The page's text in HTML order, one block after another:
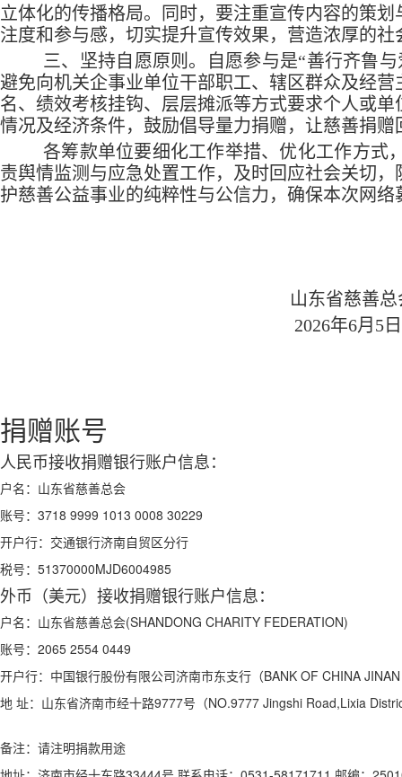
立体化的传播格局。同时，要注重宣传内容的策
注度和参与感，切实提升宣传效果，营造浓厚的
三、坚持自愿原则。自愿参与是“善行齐鲁
避免向机关企事业单位干部职工、辖区群众及经
名、绩效考核挂钩、层层摊派等方式要求个人或
情况及经济条件，鼓励倡导量力捐赠，让慈善捐
各筹款单位要细化工作举措、优化工作方式
责舆情监测与应急处置工作，及时回应社会关切
护慈善公益事业的纯粹性与公信力，确保本次网
山东省慈善总
2026年6月5日
捐赠账号
人民币接收捐赠银行账户信息：
户名： 山东省慈善总会
账号： 3718 9999 1013 0008 30229
开户行： 交通银行济南自贸区分行
税号： 51370000MJD6004985
外币（美元）接收捐赠银行账户信息：
户名： 山东省慈善总会(SHANDONG CHARITY FEDERATION)
账号： 2065 2554 0449
开户行： 中国银行股份有限公司济南市东支行（BANK OF CHINA
地 址： 山东省济南市经十路9777号（NO.9777 Jingshi Road,Lixia
备注：请注明捐款用途